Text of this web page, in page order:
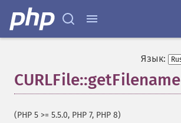
Язык:
CURLFile::getFilename
(PHP 5 >= 5.5.0, PHP 7, PHP 8)